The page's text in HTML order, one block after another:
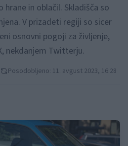
hrane in oblačil. Skladišča so
V prizadeti regiji so sicer
osnovni pogoji za življenje,
nekdanjem Twitterju.
Posodobljeno: 11. avgust 2023, 16:28